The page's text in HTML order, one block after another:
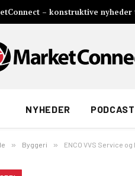
– konstruktive
NYHEDER PODCAST
» Byggeri » ENCO VVS Service